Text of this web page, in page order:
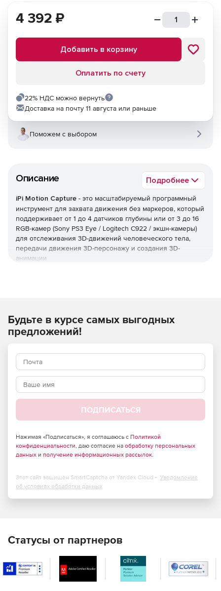
Описание Подробнее
iPi Motion Capture - это масштабируемый программный
инструмент для захвата движения без маркеров, который
поддерживает от 1 до 4 датчиков глубины или от 3 до 16
RGB-камер (Sony PS3 Eye / Logitech C922 / экшн-камеры)
для отслеживания 3D-движений человеческого тела,
передачи движения 3D-персонажу и создания 3D-
анимации
4 392 ₽
Добавить в корзину
Оплатить по счету
22% НДС можно вернуть
Доставка на почту 11 августа или раньше
Поможем с выбором
Будьте в курсе самых выгодных
предложений!
ПОДПИСАТЬСЯ
Нажимая «Подписаться», я соглашаюсь с Политикой
конфиденциальности, даю согласие на обработку персональных
данных и получение информационных рассылок.
Этот сайт защищен SmartCaptcha от Yandex Cloud - Уведомление
об условиях обработки данных
Статусы от партнеров